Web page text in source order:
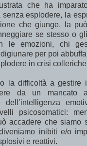
che ha
esplodere, la
che giunge, la
se stesso o
emozioni, chi
per poi
in crisi
o la difficoltà a gestire
da un mancato
dell’intelligenza
psicosomatici:
accadere che siamo
inibiti e/o
e reattivi.